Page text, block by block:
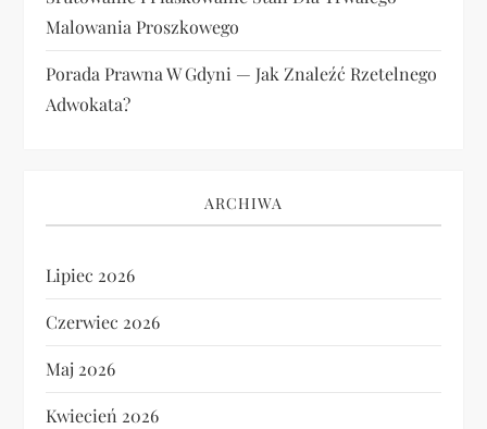
Malowania Proszkowego
Porada Prawna W Gdyni — Jak Znaleźć Rzetelnego
Adwokata?
ARCHIWA
Lipiec 2026
Czerwiec 2026
Maj 2026
Kwiecień 2026